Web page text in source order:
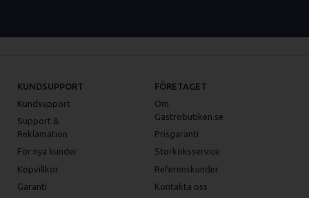
KUNDSUPPORT
Kundsupport
Support &
Reklamation
För nya kunder
Köpvillkor
Garanti
FÖRETAGET
Om
Gastrobutiken.se
Prisgaranti
Storköksservice
Referenskunder
Kontakta oss